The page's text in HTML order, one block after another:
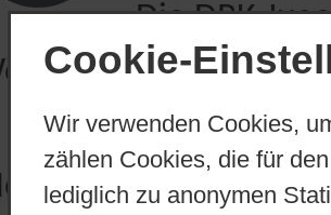
Cookie-
Wir verwenden Cookies,
zählen Cookies, die für
lediglich zu anonymen
Die DRK
vom 16.08. –